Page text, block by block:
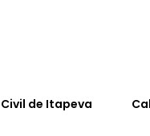
de Itapeva